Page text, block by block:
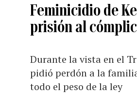
Feminicidio de
prisión al
Durante la vista en el
pidió perdón a la
todo el peso de la ley